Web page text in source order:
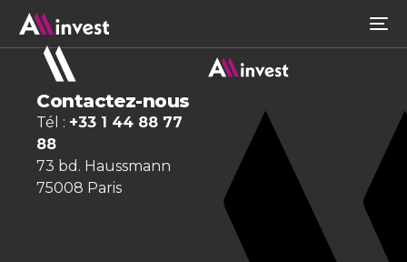
Contactez-nous
Tél : +33 1 44 88 77
88
73 bd. Haussmann
75008 Paris